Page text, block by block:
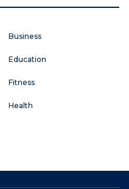
Business
Education
Fitness
Health